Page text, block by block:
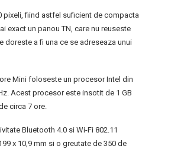
pixeli, fiind astfel suficient de compacta
exact un panou TN, care nu reuseste
doreste a fi una ce se adreseaza unui
Mini foloseste un procesor Intel din
Acest procesor este insotit de 1 GB
circa 7 ore.
Bluetooth 4.0 si Wi-Fi 802.11
x 10,9 mm si o greutate de 350 de